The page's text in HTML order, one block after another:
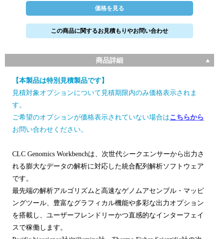
価格を見る
この商品に関するお見積もりやお問い合わせ
商品詳細
【本製品は特別見積製品です】
見積対象オプションについて見積期限内のみ価格表示されま
す。
ご希望のオプションが価格表示されていない場合はこちらから
お問い合わせください。
CLC Genomics Workbenchは、次世代シークエンサーから出力さ
れる膨大なデータの解析に対応した統合配列解析ソフトウェア
です。
最先端の解析アルゴリズムと高速なゲノムアセンブル・マッピ
ングツール、豊富なグラフィカル機能や多彩な出力オプション
を搭載し、ユーザーフレンドリーかつ直感的なインターフェイ
スで稼働します。